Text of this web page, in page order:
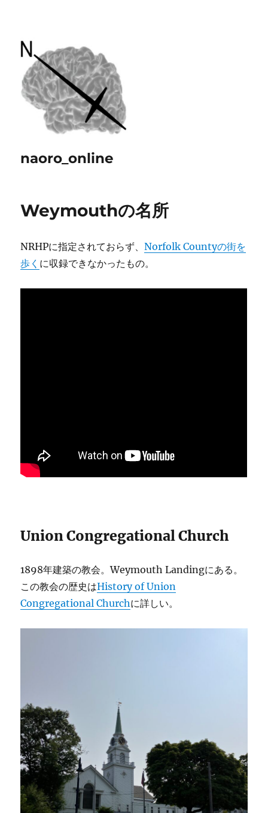
naoro_online
Weymouthの名所
NRHPに指定されておらず、Norfolk Countyの街を
歩く に収録できなかったもの。
Union Congregational Church
1898年建築の教会。Weymouth Landingにある。
この教会の歴史はHistory of Union
Congregational Churchに詳しい。